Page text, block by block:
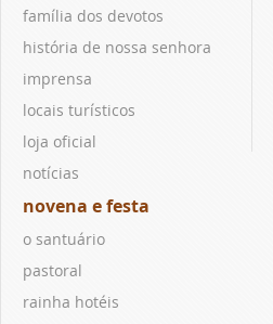
família dos devotos
história de nossa senhora
imprensa
locais turísticos
loja oficial
notícias
novena e festa
o santuário
pastoral
rainha hotéis